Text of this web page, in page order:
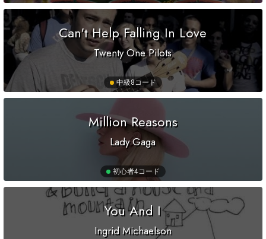
Can't Help Falling In Love
Twenty One Pilots
中級8コード
Million Reasons
Lady Gaga
初心者4コード
You And I
Ingrid Michaelson